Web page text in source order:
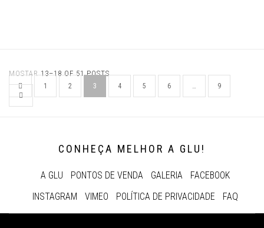
MOSTAR13–18 OF 51 POSTS
1 2 3 4 5 6 … 9
CONHEÇA MELHOR A GLU!
A GLU PONTOS DE VENDA GALERIA
FACEBOOK
INSTAGRAM
VIMEO POLÍTICA DE PRIVACIDADE FAQ